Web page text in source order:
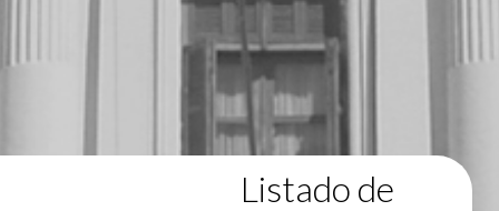
Listado de